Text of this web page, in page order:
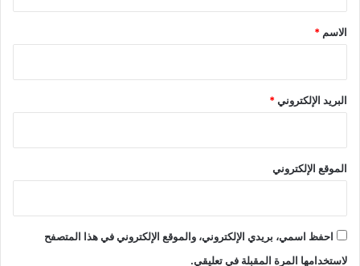
*
الاسم *
البريد الإلكتروني*
الموقع الإلكتروني
احفظ اسمي، بريدي الإلكتروني، والموقع الإلكتروني في هذا المتصفح
لاستخدامها المرة المقبلة في تعليقي.